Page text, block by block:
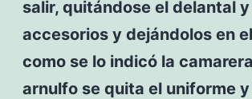
salir, quitándose el delantal
accesorios y dejándolos en
como se lo indicó la
arnulfo se quita el uniforme